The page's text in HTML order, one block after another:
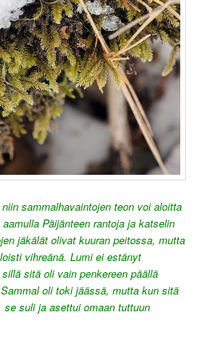
sammalhavaintojen teon voi aloitta
Päijänteen rantoja ja katselin
jäkälät olivat kuuran peitossa, mutta
vihreänä. Lumi ei estänyt
sitä oli vain penkereen päällä
oli toki jäässä, mutta kun sitä
suli ja asettui omaan tuttuun